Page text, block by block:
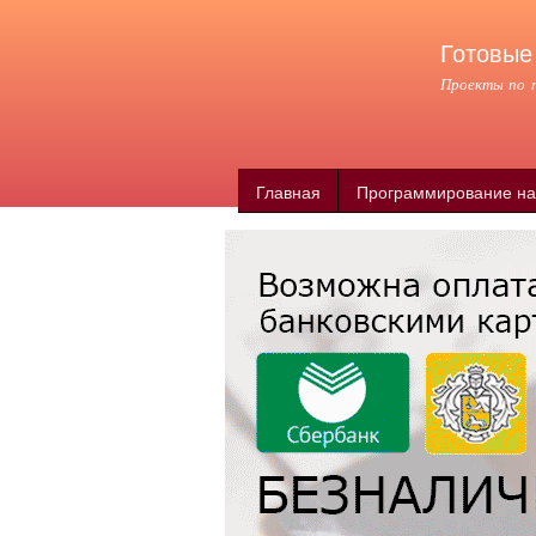
Проекты по
Главная Программирование на